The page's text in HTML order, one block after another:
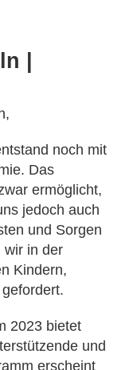
|
noch mit
Das
ermöglicht,
jedoch auch
und Sorgen
wir in der
Kindern,
2023 bietet
und
erscheint